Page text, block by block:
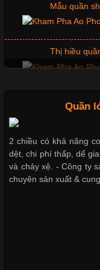
Trong môi trường
chuyên nghiệp đóng
doanh nghiệp. Một
đơn vị lựa chọn hiện
Không chỉ giúp tạo sự
Chất Liệu Lycra
Cập
Vải Lycra Là Gì?
Mẫu quần
Thị hiều
Giặt và
Quần
2 chiều có khả năng
dệt, chi phí thấp, dể
và chảy xệ. - Công ty
chuyên sản xuất &